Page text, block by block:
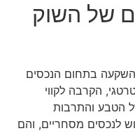
של השוק
השקעה בתחום הנכסים
הקרבה לקווי
הטבע והתרבות
לנכסים מסחריים, והם